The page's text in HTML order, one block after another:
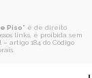
Piso" é de direito
links, é proibida sem
artigo 184 do Código